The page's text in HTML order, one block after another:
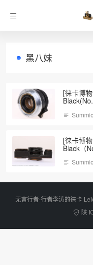
黑八妹
[徕卡博
[徕卡博
Black（
无言行者-行者李涛的徕卡
陕